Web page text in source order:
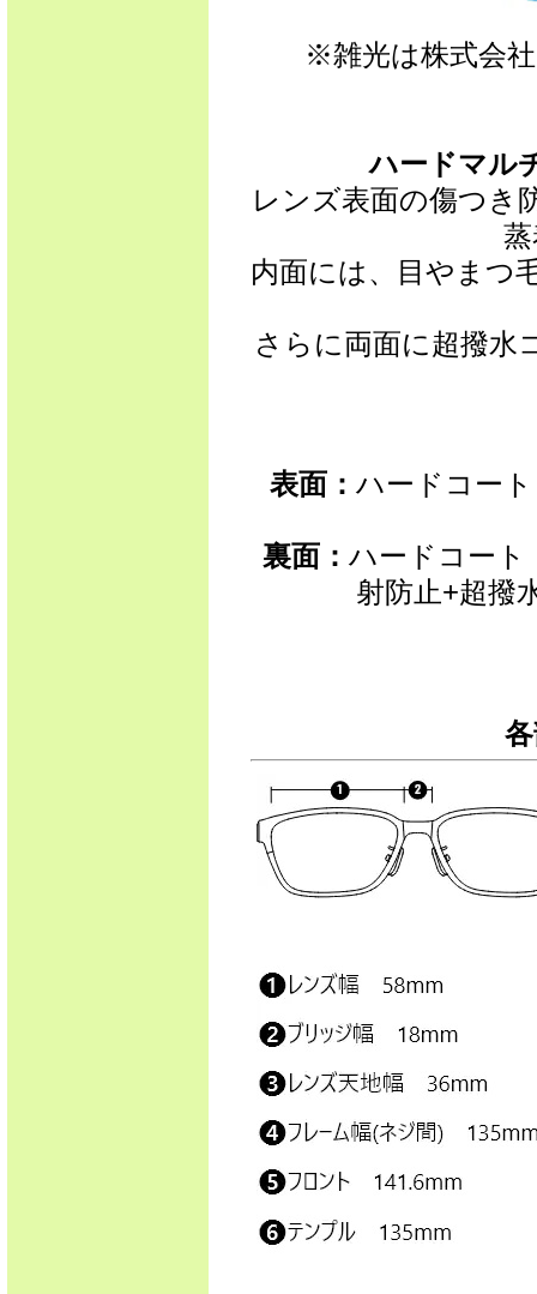
※雑光は株式会
ハードマル
レンズ表面の傷つき
内面には、目やまつ
さらに両面に超撥水
表面： ハードコー
裏面： ハードコート
射防止+超撥